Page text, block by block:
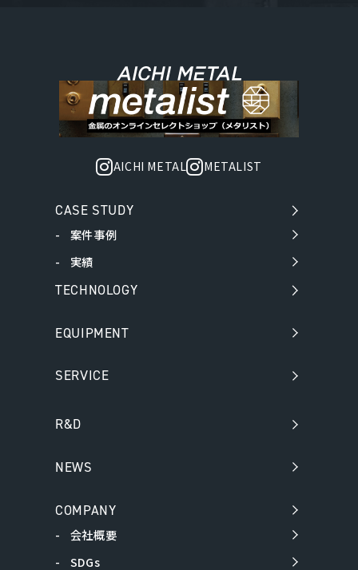
AICHI METAL METALIST
CASE STUDY
案件事例
実績
TECHNOLOGY
EQUIPMENT
SERVICE
R&D
NEWS
COMPANY
会社概要
SDGs